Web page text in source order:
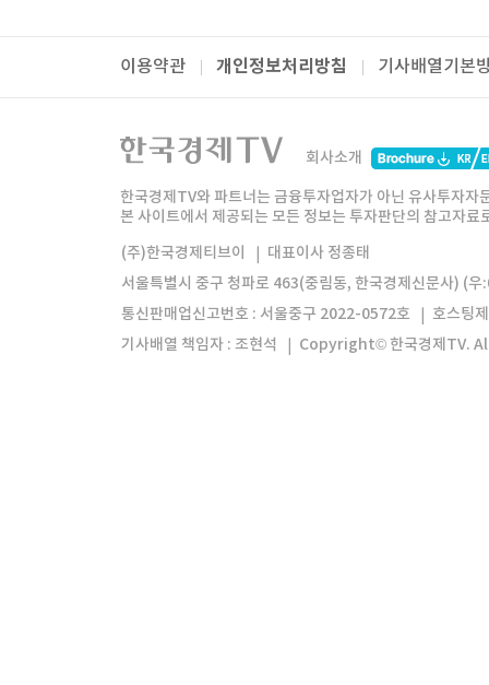
이용약관 개인정보처리방침 기사배열기본
패밀리사이트
한국경제TV
한경미디어그룹 한국경제신문 한국경제
모바일앱 한국경제TV앱
회사소개
한국경제TV와 파트너는 금융투자업자가 아닌 유사투자
본 사이트에서 제공되는 모든 정보는 투자판단의 참고자
(주)한국경제티브이
대표이사 정종태
서울특별시 중구 청파로 463(중림동, 한국경제신문사) (
통신판매업신고번호 : 서울중구 2022-0572호
호스팅
기사배열 책임자 : 조현석
Copyright© 한국경제TV.